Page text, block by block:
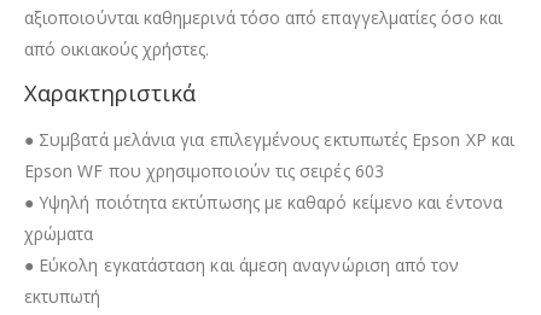
αξιοποιούνται καθημερινά τόσο από επαγγελματίες όσο και
από οικιακούς χρήστες.
Χαρακτηριστικά
● Συμβατά μελάνια για επιλεγμένους εκτυπωτές Epson XP και
Epson WF που χρησιμοποιούν τις σειρές 603
● Υψηλή ποιότητα εκτύπωσης με καθαρό κείμενο και έντονα
χρώματα
● Εύκολη εγκατάσταση και άμεση αναγνώριση από τον
εκτυπωτή